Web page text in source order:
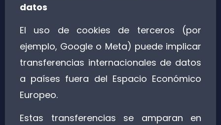
datos
El uso de cookies de terceros (por
ejemplo, Google o Meta) puede implicar
transferencias internacionales de datos
a países fuera del Espacio Económico
Europeo.
Estas transferencias se amparan en